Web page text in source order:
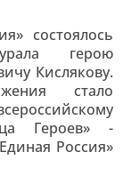
состоялось
герою
Кислякову.
стало
Героев» -
Россия»